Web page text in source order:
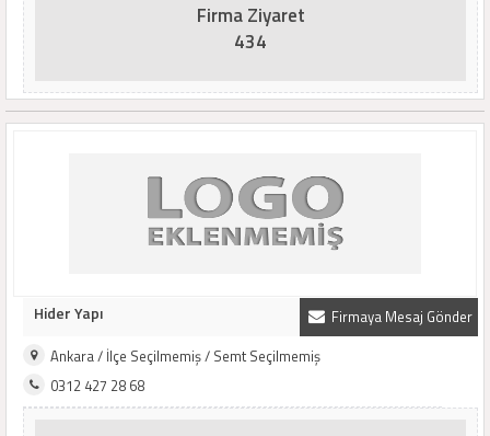
Firma Ziyaret
434
Firmaya Mesaj Gönder
Hider Yapı
Ankara / İlçe Seçilmemiş / Semt Seçilmemiş
0312 427 28 68